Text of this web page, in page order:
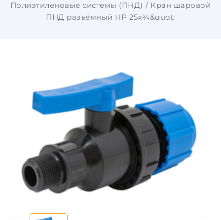
Полиэтиленовые системы (ПНД)
Кран шаровой
ПНД разъёмный НР 25х¾&quot;